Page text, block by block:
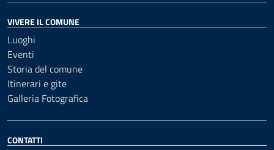
VIVERE IL COMUNE
Luoghi
Eventi
Storia del comune
Itinerari e gite
Galleria Fotografica
CONTATTI